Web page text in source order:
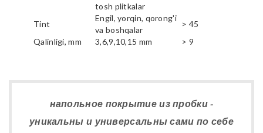
tosh plitkalar
Tint
Engil, yorqin, qorong'i
va boshqalar
> 45
Qalinligi, mm
3,6,9,10,15 mm > 9
напольное покрытие из пробки -
уникальны и универсальны сами по себе